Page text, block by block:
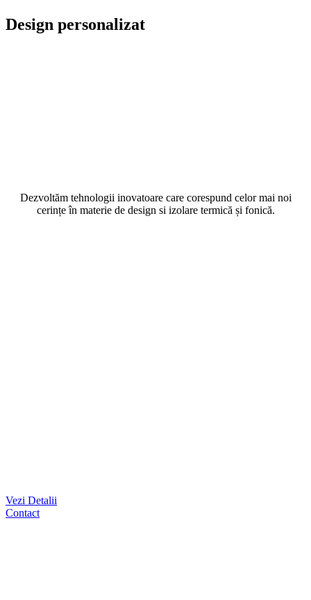
Design personalizat
Dezvoltăm tehnologii inovatoare care corespund celor mai noi
cerințe în materie de design si izolare termică și fonică.
Vezi Detalii
Contact